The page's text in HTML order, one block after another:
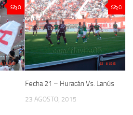
0 0
Fecha 21 – Huracán Vs. Lanús
23 AGOSTO, 2015